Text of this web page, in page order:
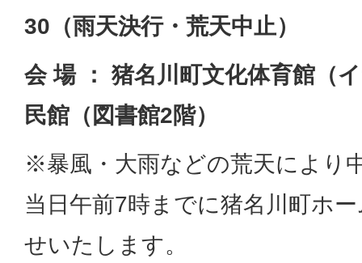
30（雨天決行・荒天中止）
会 場 ： 猪名川町文化体育館（
民館（図書館2階）
※暴風・大雨などの荒天により
当日午前7時までに猪名川町ホ
せいたします。